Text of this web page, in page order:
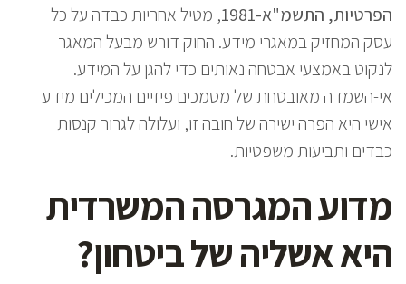
הפרטיות, התשמ"א-1981
, מטיל אחריות כבדה על כל
עסק המחזיק במאגרי מידע. החוק דורש מבעל המאגר
לנקוט באמצעי אבטחה נאותים כדי להגן על המידע.
אי-השמדה מאובטחת של מסמכים פיזיים המכילים מידע
אישי היא הפרה ישירה של חובה זו, ועלולה לגרור קנסות
כבדים ותביעות משפטיות.
מדוע המגרסה המשרדית
היא אשליה של ביטחון?